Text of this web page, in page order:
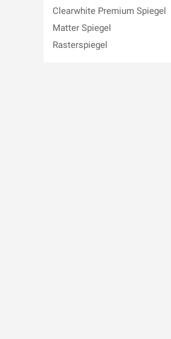
Clearwhite Premium Spiegel
Matter Spiegel
Rasterspiegel